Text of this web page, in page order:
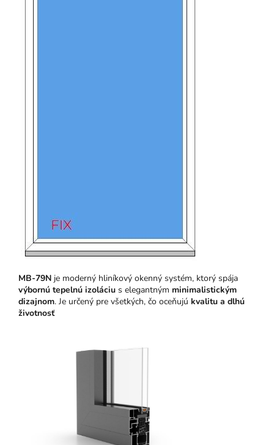
MB-79N je moderný hliníkový okenný systém, ktorý spája
výbornú tepelnú izoláciu s elegantným minimalistickým
dizajnom. Je určený pre všetkých, čo oceňujú kvalitu a dlhú
životnosť